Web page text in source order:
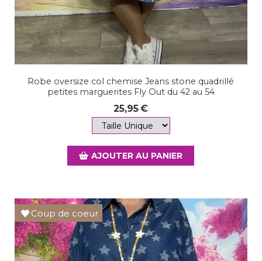
Robe oversize col chemise Jeans stone quadrillé
petites marguerites Fly Out du 42 au 54
25,95€
AJOUTER AU PANIER
Coup de coeur